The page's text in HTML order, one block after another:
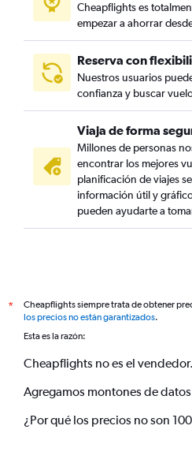
Cheapflights es
empezar a ahorrar
Reserva con
Nuestros usuarios
confianza y buscar
Viaja de forma
Millones de personas
encontrar los mejores
planificación de viajes
información útil y
pueden ayudarte a
*
Cheapflights siempre trata de obtener
los precios no están garantizados.
Esta es la razón:
Cheapflights no es el vendedor.
Agregamos montones de
¿Por qué los precios no son